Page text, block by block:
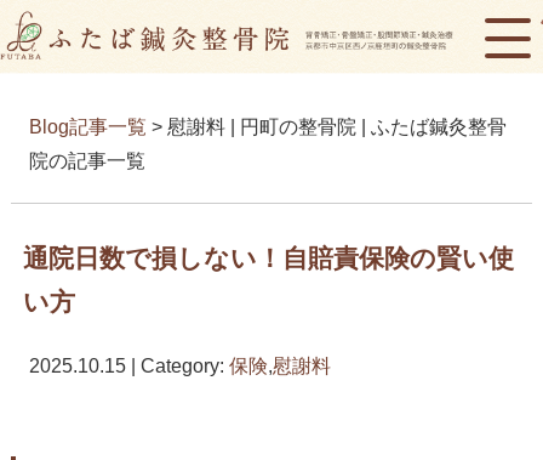
Blog記事一覧 > 慰謝料 | 円町の整骨院 | ふたば鍼灸整骨
院の記事一覧
通院日数で損しない！自賠責保険の賢い使
い方
2025.10.15 | Category: 保険,慰謝料